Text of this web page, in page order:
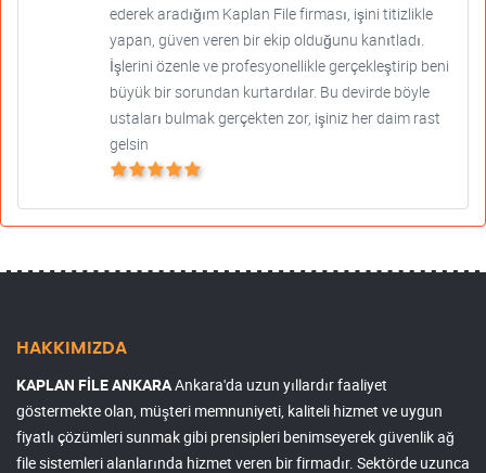
ederek aradığım Kaplan File firması, işini titizlikle
yapan, güven veren bir ekip olduğunu kanıtladı.
İşlerini özenle ve profesyonellikle gerçekleştirip beni
büyük bir sorundan kurtardılar. Bu devirde böyle
ustaları bulmak gerçekten zor, işiniz her daim rast
gelsin
HAKKIMIZDA
KAPLAN FİLE ANKARAAnkara'da uzun yıllardır faaliyet
göstermekte olan, müşteri memnuniyeti, kaliteli hizmet ve uygun
fiyatlı çözümleri sunmak gibi prensipleri benimseyerek güvenlik ağ
file sistemleri alanlarında hizmet veren bir firmadır. Sektörde uzunca